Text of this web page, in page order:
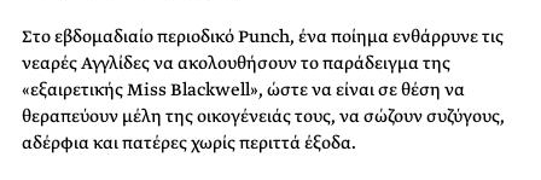
Στο εβδομαδιαίο περιοδικό Punch, ένα ποίημα ενθάρρυνε τις
νεαρές Αγγλίδες να ακολουθήσουν το παράδειγμα της
«εξαιρετικής Miss Blackwell», ώστε να είναι σε θέση να
θεραπεύουν μέλη της οικογένειάς τους, να σώζουν συζύγους,
αδέρφια και πατέρες χωρίς περιττά έξοδα.